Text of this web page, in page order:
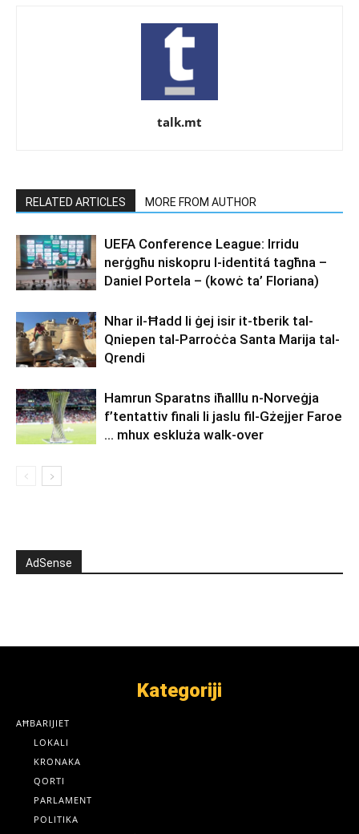
talk.mt
RELATED ARTICLES MORE FROM AUTHOR
UEFA Conference League: Irridu
nerġgħu niskopru l-identitá tagħna –
Daniel Portela – (kowċ ta’ Floriana)
Nhar il-Ħadd li ġej isir it-tberik tal-
Qniepen tal-Parroċċa Santa Marija tal-
Qrendi
Hamrun Sparatns iħalllu n-Norveġja
f’tentattiv finali li jaslu fil-Gżejjer Faroe
… mhux eskluża walk-over
AdSense
Kategoriji
AĦBARIJIET
LOKALI
KRONAKA
QORTI
PARLAMENT
POLITIKA